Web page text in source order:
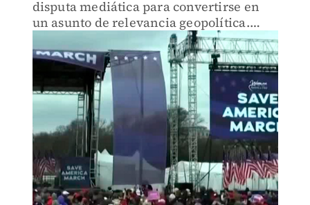
disputa mediática para convertirse en
un asunto de relevancia geopolítica.
Trump ha amenazado con demandar a
la cadena británica por supuestamente
editar videos engañosos.